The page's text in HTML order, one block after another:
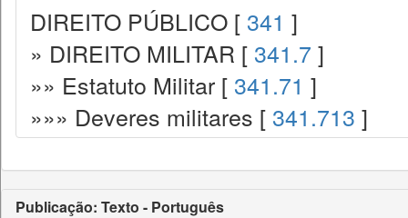
DIREITO PÚBLICO [ 341 ]
» DIREITO MILITAR [ 341.7 ]
»» Estatuto Militar [ 341.71 ]
»»» Deveres militares [ 341.713 ]
Publicação: Texto - Português